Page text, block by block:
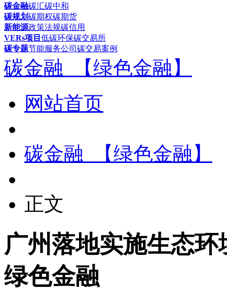
碳金融碳汇碳中和
碳规划碳期权碳期货
新能源政策法规碳信用
VERs项目 低碳环保碳交易所
碳专题节能服务公司 碳交易案例
碳金融_【绿色金融】
网站首页
碳金融_【绿色金融】
正文
广州落地实施生态
绿色金融